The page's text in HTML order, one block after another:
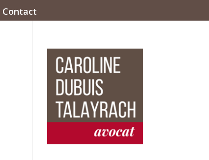
Contact